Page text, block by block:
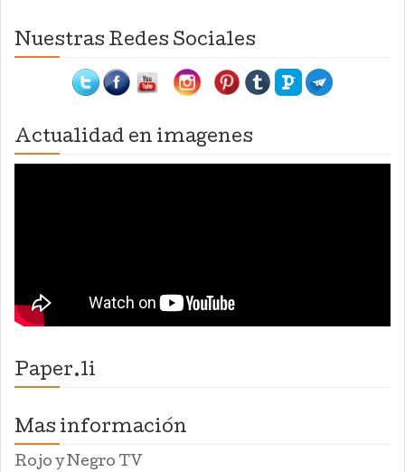
Nuestras Redes Sociales
Actualidad en imagenes
Paper.li
Mas información
Rojo y Negro TV